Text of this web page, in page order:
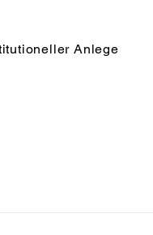
Anleger